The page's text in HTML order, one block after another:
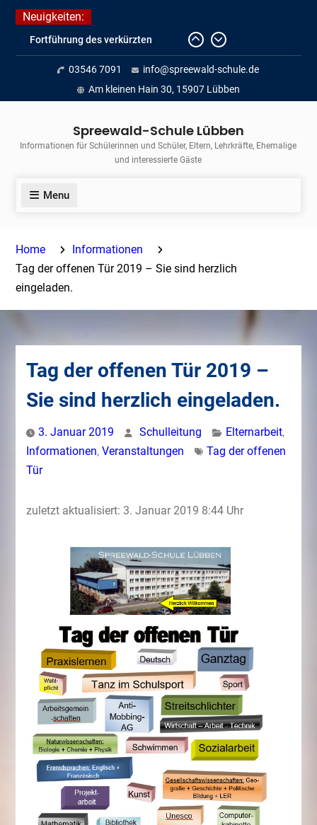
Skip
content
Neuigkeiten:
Fortführung des verkürzten
Unterrichts aufgrund der hohen
Temperaturen (22.06. bis
voraussichtlich zum 26.06.2026)
Journalismus hautnah
Insellauf 2026
03546 7091
info@spreewald-schule.de
Am kleinen Hain 30, 15907 Lübben
Spreewald-Schule Lübben
Informationen für Schülerinnen und Schüler, Eltern, Lehrkräfte, Ehemalige
und interessierte Gäste
Menu
Home
Informationen
Tag der offenen Tür 2019 – Sie sind herzlich
eingeladen.
Tag der offenen Tür 2019 –
Sie sind herzlich eingeladen.
3. Januar 2019 Schulleitung Elternarbeit,
Informationen, Veranstaltungen
Tag der offenen
Tür
zuletzt aktualisiert: 3. Januar 2019 8:44 Uhr